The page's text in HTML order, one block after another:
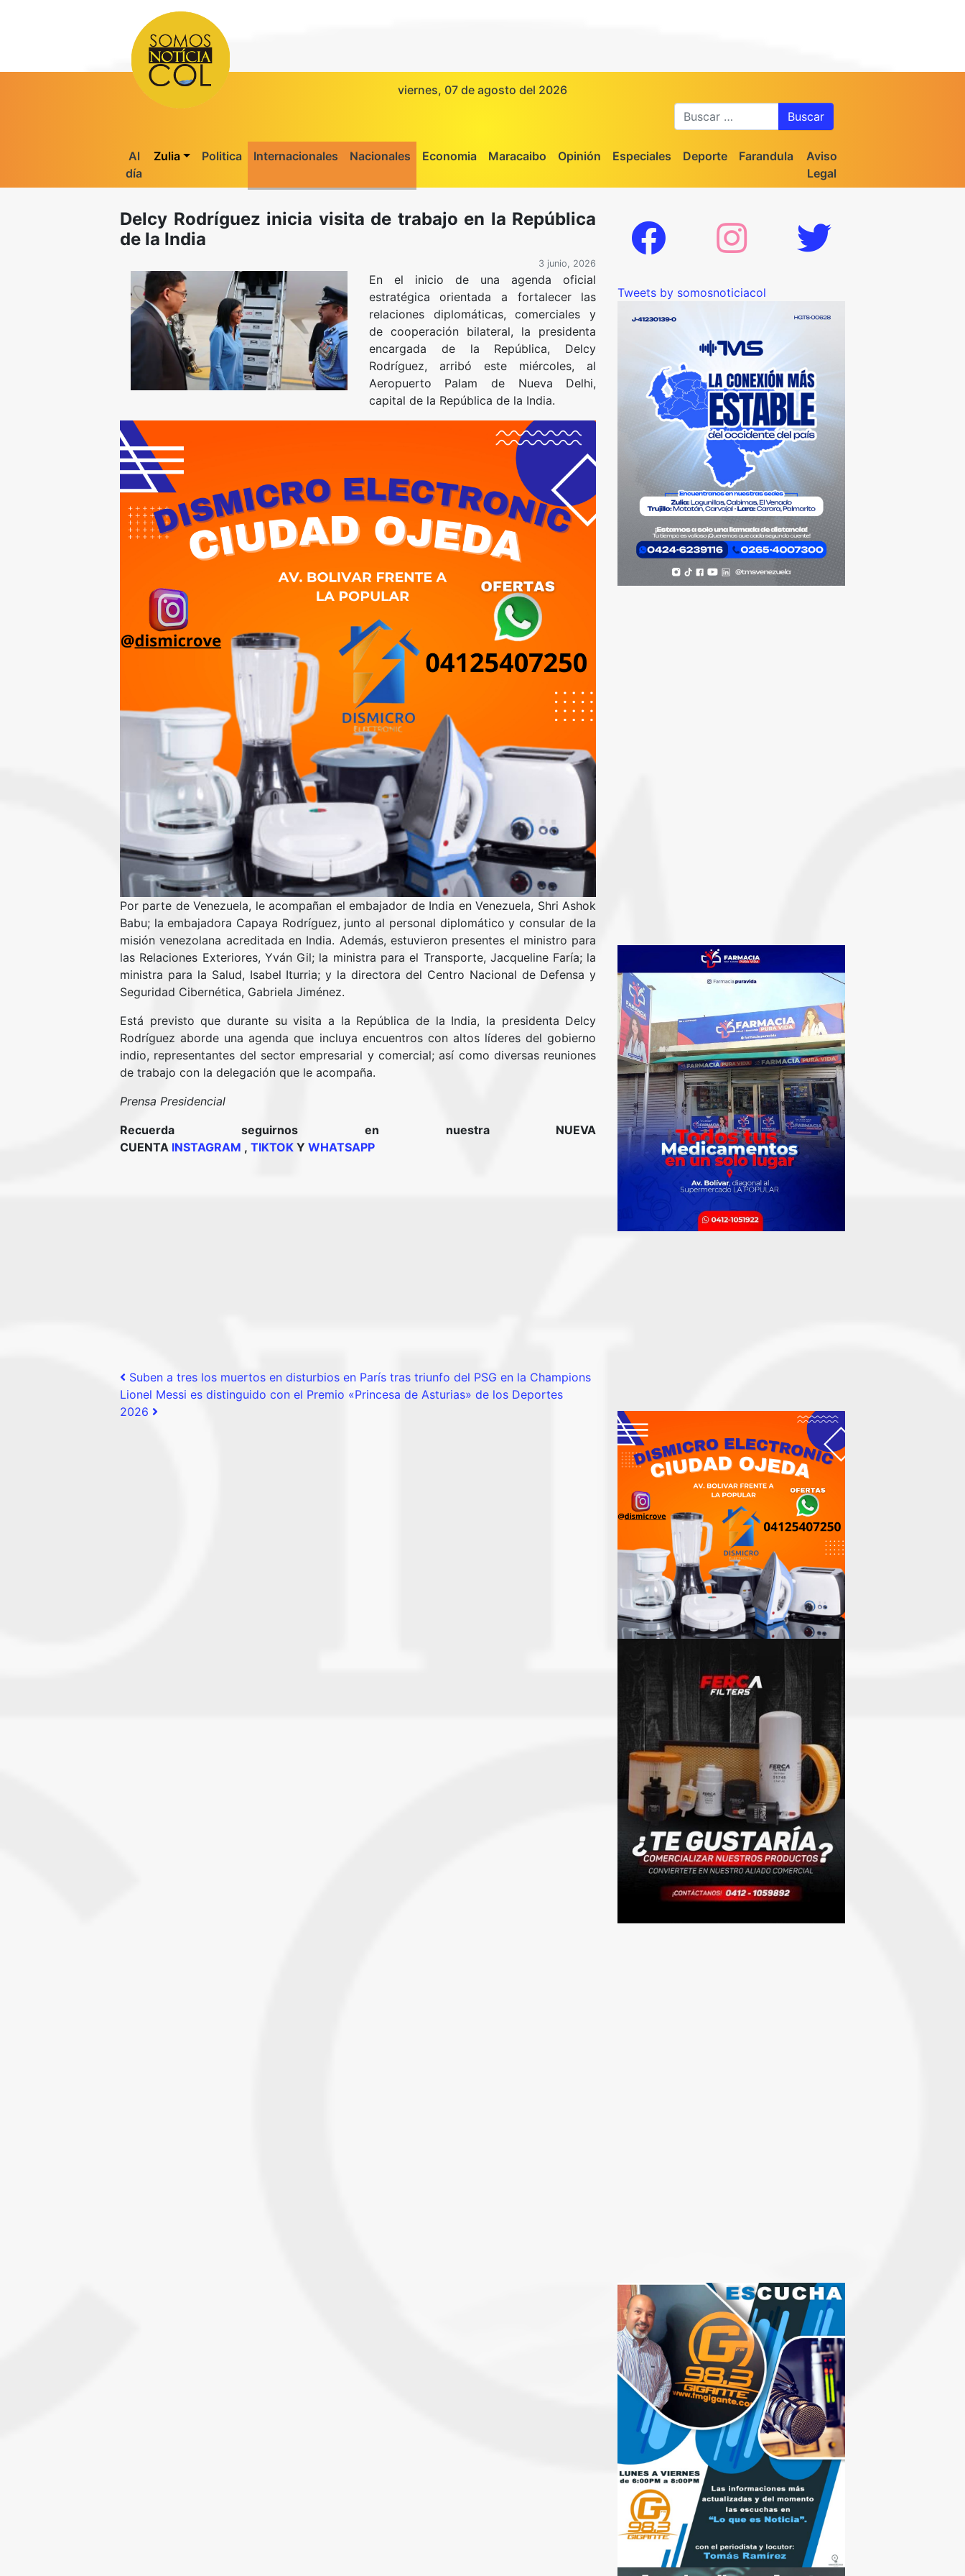
viernes, 07 de agosto del 2026
Al
día
Zulia Politica Internacionales Nacionales Economia Maracaibo Opinión Especiales Deporte Farandula
Aviso
Legal
Delcy Rodríguez inicia visita de trabajo en la República
de la India
3 junio, 2026
En el inicio de una agenda oficial
estratégica orientada a fortalecer las
relaciones diplomáticas, comerciales y
de cooperación bilateral, la presidenta
encargada de la República, Delcy
Rodríguez, arribó este miércoles, al
Aeropuerto Palam de Nueva Delhi,
capital de la República de la India.
Por parte de Venezuela, le acompañan el embajador de India en Venezuela, Shri Ashok
Babu; la embajadora Capaya Rodríguez, junto al personal diplomático y consular de la
misión venezolana acreditada en India. Además, estuvieron presentes el ministro para
las Relaciones Exteriores, Yván Gil; la ministra para el Transporte, Jacqueline Faría; la
ministra para la Salud, Isabel Iturria; y la directora del Centro Nacional de Defensa y
Seguridad Cibernética, Gabriela Jiménez.
Está previsto que durante su visita a la República de la India, la presidenta Delcy
Rodríguez aborde una agenda que incluya encuentros con altos líderes del gobierno
indio, representantes del sector empresarial y comercial; así como diversas reuniones
de trabajo con la delegación que le acompaña.
Prensa Presidencial
Recuerda seguirnos en nuestra NUEVA
CUENTA INSTAGRAM , TIKTOK Y WHATSAPP
Post navigation
Suben a tres los muertos en disturbios en París tras triunfo del PSG en la Champions
Lionel Messi es distinguido con el Premio «Princesa de Asturias» de los Deportes
2026
Tweets by somosnoticiacol